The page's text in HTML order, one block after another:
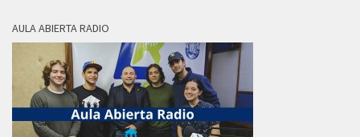
AULA ABIERTA RADIO